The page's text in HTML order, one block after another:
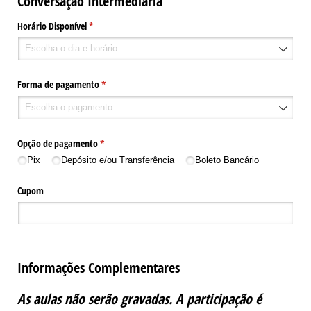
Horário Disponível*
(obrigatório)
Forma de pagamento*
(obrigatório)
Opção de pagamento*
(obrigatório)
Pix Depósito e/​ou Transferência Boleto Bancário
Cupom
Informações Complementares
As aulas não serão gravadas. A participação é